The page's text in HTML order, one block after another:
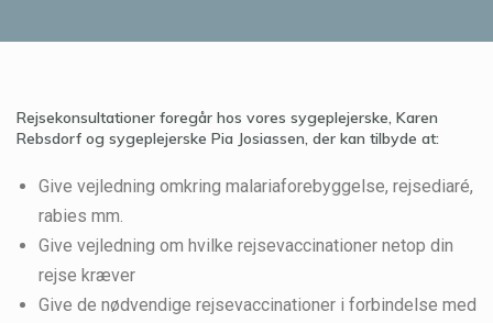
Rejsekonsultationer foregår hos vores sygeplejerske, Karen
Rebsdorf og sygeplejerske Pia Josiassen, der kan tilbyde at:
Give vejledning omkring malariaforebyggelse, rejsediaré,
rabies mm.
Give vejledning om hvilke rejsevaccinationer netop din
rejse kræver
Give de nødvendige rejsevaccinationer i forbindelse med